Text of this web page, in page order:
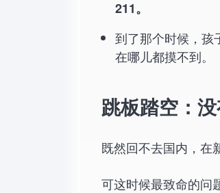
211。
到了那个时候，孩
在哪儿都摸不到。
跳板踏空：
既然回不去国内，在
可这时候最致命的问